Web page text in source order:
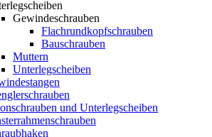
Gewindeschrauben
Flachrundkopfschrauben
Bauschrauben
Muttern
Unterlegscheiben
und Unterlegscheiben